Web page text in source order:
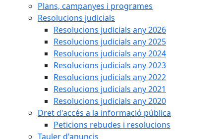
Plans, campanyes i programes
Resolucions judicials
Resolucions judicials any 2026
Resolucions judicials any 2025
Resolucions judicials any 2024
Resolucions judicials any 2023
Resolucions judicials any 2022
Resolucions judicials any 2021
Resolucions judicials any 2020
Dret d'accés a la informació pública
Peticions rebudes i resolucions
Tauler d'anuncis